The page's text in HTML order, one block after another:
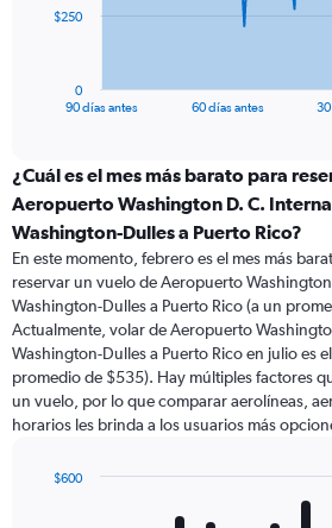
The
categories.
Range:
91
categories.
The
chart
has
1
Y
axis
displaying
values.
to
90 días antes 60 días antes
0
$250
¿Cuál es el mes más barato para
Aeropuerto Washington D. C.
Washington-Dulles a Puerto Rico?
En este momento, febrero es el mes más
reservar un vuelo de Aeropuerto
Washington-Dulles a Puerto Rico (a un
Actualmente, volar de Aeropuerto
Washington-Dulles a Puerto Rico en julio es
promedio de $535). Hay múltiples factores
un vuelo, por lo que comparar aerolíneas,
horarios les brinda a los usuarios más
$600